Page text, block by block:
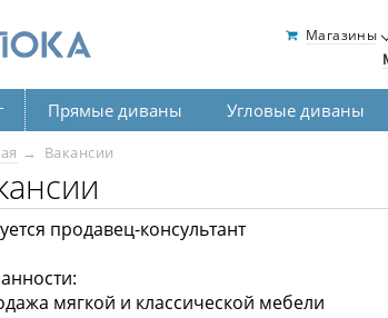
Магазины
Прямые диваны Угловые диваны
Вакансии
продавец-консультант
мягкой и классической мебели